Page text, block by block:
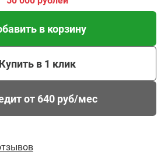
в корзину
Купить в 1 клик
от 640 руб/мес